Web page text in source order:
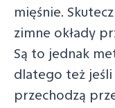
mięśnie.
zimne okłady
Są to jednak
dlatego też
przechodzą